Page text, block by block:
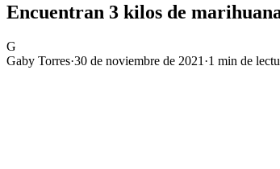
Encuentran 3 kilos de
G
Gaby Torres·30 de noviembre de 2021 ·1 min de